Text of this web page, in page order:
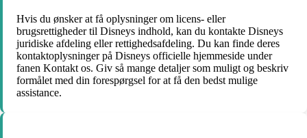
Hvis du ønsker at få oplysninger om licens- eller
brugsrettigheder til Disneys indhold, kan du kontakte Disneys
juridiske afdeling eller rettighedsafdeling. Du kan finde deres
kontaktoplysninger på Disneys officielle hjemmeside under
fanen Kontakt os. Giv så mange detaljer som muligt og beskriv
formålet med din forespørgsel for at få den bedst mulige
assistance.